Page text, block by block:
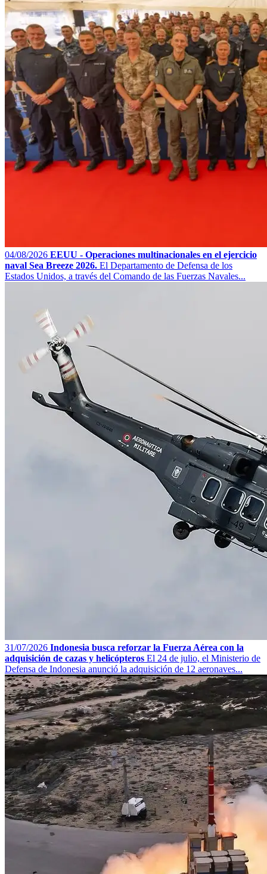
04/08/2026 EEUU - Operaciones multinacionales en el ejercicio
naval Sea Breeze 2026. El Departamento de Defensa de los
Estados Unidos, a través del Comando de las Fuerzas Navales...
31/07/2026 Indonesia busca reforzar la Fuerza Aérea con la
adquisición de cazas y helicópteros El 24 de julio, el Ministerio de
Defensa de Indonesia anunció la adquisición de 12 aeronaves...